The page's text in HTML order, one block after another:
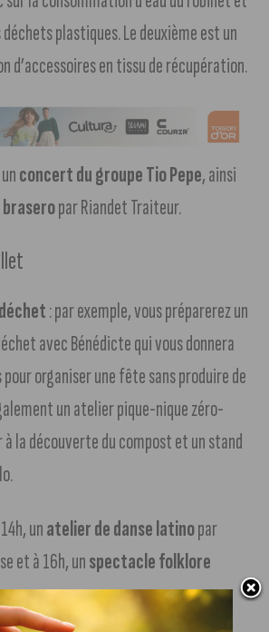
plastiques. Le deuxième est un
d’accessoires en tissu de récupération.
concert du groupe Tio Pepe, ainsi
par Riandet Traiteur.
: par exemple, vous préparerez un
avec Bénédicte qui vous donnera
organiser une fête sans produire de
un atelier pique-nique zéro-
la découverte du compost et un stand
unatelier de danse latinopar
et à 16h, unspectacle folklore